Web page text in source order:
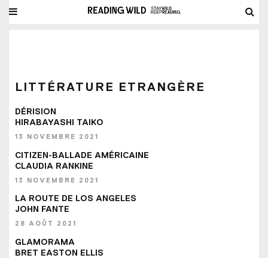
LITTÉRATURE ETRANGÈRE
DÉRISION
HIRABAYASHI TAIKO
13 NOVEMBRE 2021
CITIZEN-BALLADE AMÉRICAINE
CLAUDIA RANKINE
13 NOVEMBRE 2021
LA ROUTE DE LOS ANGELES
JOHN FANTE
28 AOÛT 2021
GLAMORAMA
BRET EASTON ELLIS